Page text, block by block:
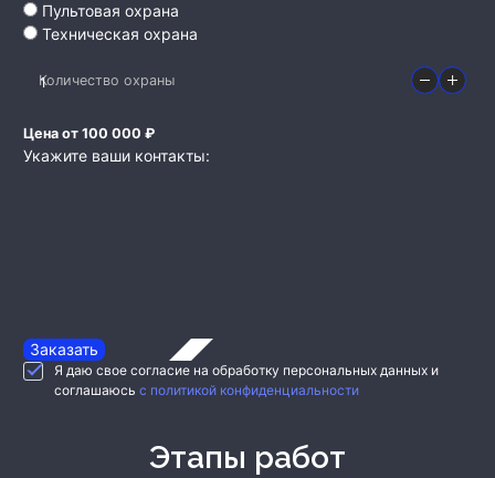
Пультовая охрана
Техническая охрана
Количество охраны
Цена от 100 000 ₽
Укажите ваши контакты:
Заказать
Я даю свое согласие на обработку персональных данных и
соглашаюсь с политикой конфиденциальности
Этапы работ